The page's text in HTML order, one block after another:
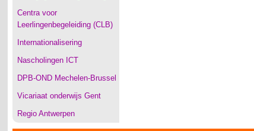
Centra voor
Leerlingenbegeleiding (CLB)
Internationalisering
Nascholingen ICT
DPB-OND Mechelen-Brussel
Vicariaat onderwijs Gent
Regio Antwerpen